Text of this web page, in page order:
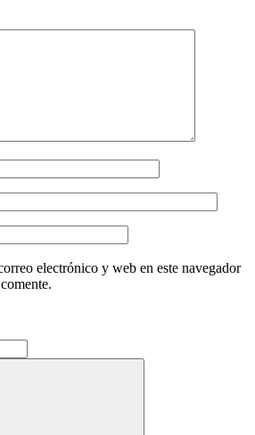
electrónico y web en este navegador